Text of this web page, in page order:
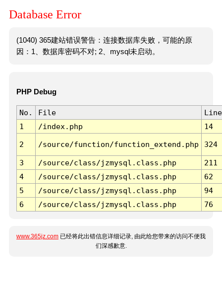
Database Error
(1040) 365建站错误警告：连接数据库失败，可能的原
因：1、数据库密码不对; 2、mysql未启动。
PHP Debug
No. File
Line
1
/index.php 14
2 /source/function/function_extend.php 324
3 /source/class/jzmysql.class.php
211
4
/source/class/jzmysql.class.php
62
5
/source/class/jzmysql.class.php
94
6
/source/class/jzmysql.class.php 76
www.365jz.com 已经将此出错信息详细记录, 由此给您带来的访问不便我
们深感歉意.